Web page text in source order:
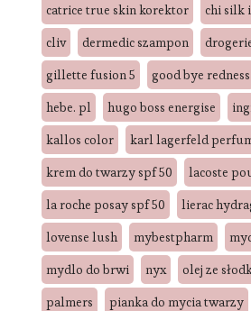
catrice true skin korektor
chi silk
cliv
dermedic szampon
gillette fusion 5
good bye redness
hebe. pl
hugo boss energise
kallos color
karl lagerfeld
krem do twarzy spf 50
lacoste
la roche posay spf 50
lierac
lovense lush
mybestpharm
mydlo do brwi
nyx
olej ze
palmers
pianka do mycia twarzy